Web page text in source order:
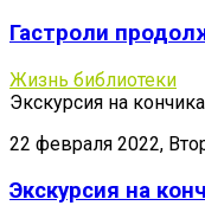
Гастроли
Жизнь библиотеки
Экскурсия на
22 февраля 2022,
Экскурсия на